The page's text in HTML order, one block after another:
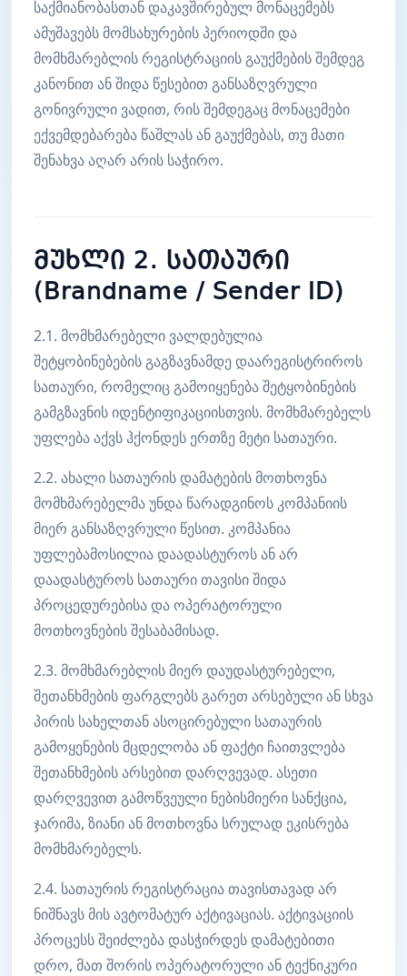
საქმიანობასთან დაკავშირებულ მონაცემებს
ამუშავებს მომსახურების პერიოდში და
მომხმარებლის რეგისტრაციის გაუქმების შემდეგ
კანონით ან შიდა წესებით განსაზღვრული
გონივრული ვადით, რის შემდეგაც მონაცემები
ექვემდებარება წაშლას ან გაუქმებას, თუ მათი
შენახვა აღარ არის საჭირო.
მუხლი 2. სათაური
(Brandname / Sender ID)
2.1. მომხმარებელი ვალდებულია
შეტყობინებების გაგზავნამდე დაარეგისტრიროს
სათაური, რომელიც გამოიყენება შეტყობინების
გამგზავნის იდენტიფიკაციისთვის. მომხმარებელს
უფლება აქვს ჰქონდეს ერთზე მეტი სათაური.
2.2. ახალი სათაურის დამატების მოთხოვნა
მომხმარებელმა უნდა წარადგინოს კომპანიის
მიერ განსაზღვრული წესით. კომპანია
უფლებამოსილია დაადასტუროს ან არ
დაადასტუროს სათაური თავისი შიდა
პროცედურებისა და ოპერატორული
მოთხოვნების შესაბამისად.
2.3. მომხმარებლის მიერ დაუდასტურებელი,
შეთანხმების ფარგლებს გარეთ არსებული ან სხვა
პირის სახელთან ასოცირებული სათაურის
გამოყენების მცდელობა ან ფაქტი ჩაითვლება
შეთანხმების არსებით დარღვევად. ასეთი
დარღვევით გამოწვეული ნებისმიერი სანქცია,
ჯარიმა, ზიანი ან მოთხოვნა სრულად ეკისრება
მომხმარებელს.
2.4. სათაურის რეგისტრაცია თავისთავად არ
ნიშნავს მის ავტომატურ აქტივაციას. აქტივაციის
პროცესს შეიძლება დასჭირდეს დამატებითი
დრო, მათ შორის ოპერატორული ან ტექნიკური